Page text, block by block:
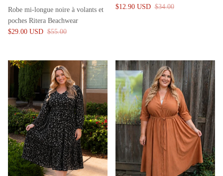
Robe mi-longue noire à volants et
poches Ritera Beachwear
$29.00 USD $55.00
$12.90 USD $34.00